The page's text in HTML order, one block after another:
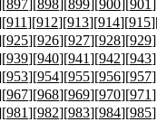
897][898][899][900][901
911][912][913][914][915
925][926][927][928][929
939][940][941][942][943
953][954][955][956][957
967][968][969][970][971
981][982][983][984][985